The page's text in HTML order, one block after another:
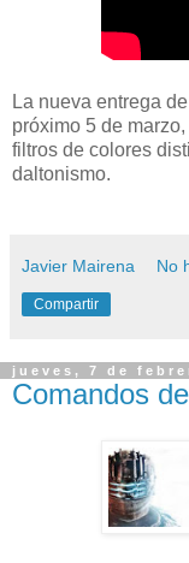
La nueva entrega de
próximo 5 de
filtros de colores
daltonismo.
Javier Mairena No
Compartir
jueves, 7 de
Comandos